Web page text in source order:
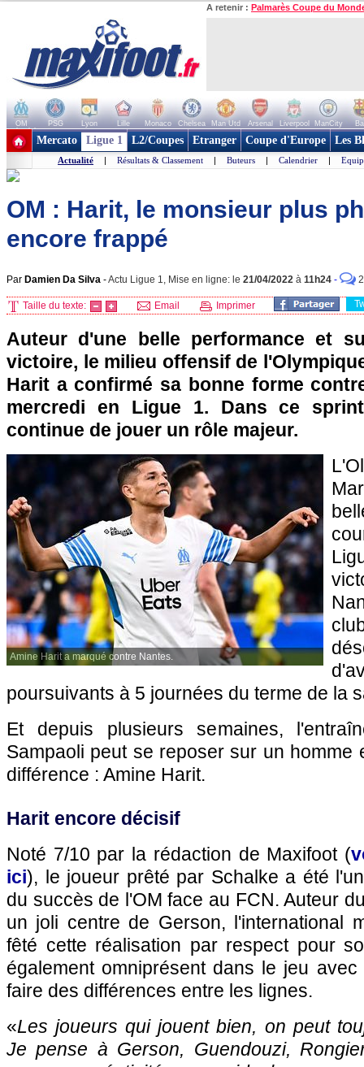
A retenir : Palmarès Coupe du
OM PSG Lyon Lille Monaco Chelsea Man Utd Arsenal Liverpool ManCity
+ de clubs
Mercato Ligue 1 L2/Coupes Etranger Coupe d'Europe Les
Actualité | Résultats & Classement | Buteurs | Calendrier |
OM : Harit, le monsieur plus
encore frappé
Par Damien Da Silva -Actu Ligue 1, Mise en ligne: le 21/04/2022 à 11h24 - 2
Taille du texte: Email Imprimer
Auteur d'une belle performance et
victoire, le milieu offensif de
Harit a confirmé sa bonne forme
mercredi en Ligue 1. Dans ce
continue de jouer un rôle majeur.
Amine Harit a marqué contre Nantes.
poursuivants à 5 journées du terme de la
Et depuis plusieurs semaines,
Sampaoli peut se reposer sur un homme
différence : Amine Harit.
Harit encore décisif
Noté 7/10 par la rédaction de Maxifoot (
ici), le joueur prêté par Schalke a été
du succès de l'OM face au FCN. Auteur
un joli centre de Gerson, l'international
fêté cette réalisation par respect pour
également omniprésent dans le jeu
faire des différences entre les lignes.
«Les joueurs qui jouent bien, on peut
Je pense à Gerson, Guendouzi,